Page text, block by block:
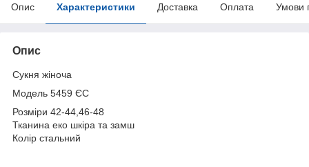
Опис Характеристики Доставка Оплата Умови
Опис
Сукня жіноча
Модель 5459 ЄС
Розміри 42-44,46-48
Тканина еко шкіра та замш
Колір стальний